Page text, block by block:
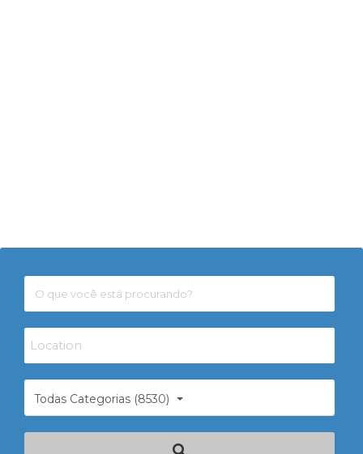
Todas Categorias (8530)